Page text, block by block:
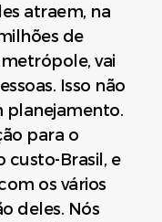
atraem, na
de
vai
Isso não
planejamento.
para o
custo-Brasil, e
os vários
deles. Nós